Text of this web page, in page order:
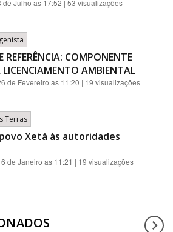
de Julho as 17:52 | 53 visualizações
REFERÊNCIA: COMPONENTE
LICENCIAMENTO AMBIENTAL
de Fevereiro as 11:20 | 19 visualizações
Terras
Xetá às autoridades
de Janeiro as 11:21 | 19 visualizações